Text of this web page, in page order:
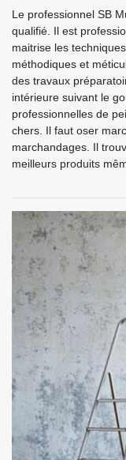
Le professionnel SB
qualifié. Il est
maitrise les
méthodiques et
des travaux
intérieure suivant le
professionnelles de
chers. Il faut oser
marchandages. Il
meilleurs produits